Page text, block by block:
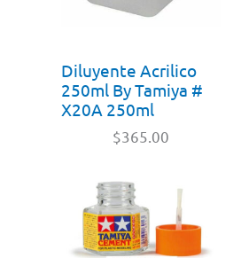
Diluyente Acrilico
250ml By Tamiya #
X20A 250ml
$365.00